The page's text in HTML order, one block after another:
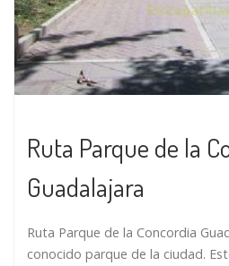
Ruta Parque de la
Guadalajara
Ruta Parque de la Concordia
conocido parque de la ciudad.